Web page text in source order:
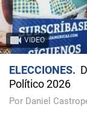
VIDEO
ELECCIONES
Político 2026
Por Daniel